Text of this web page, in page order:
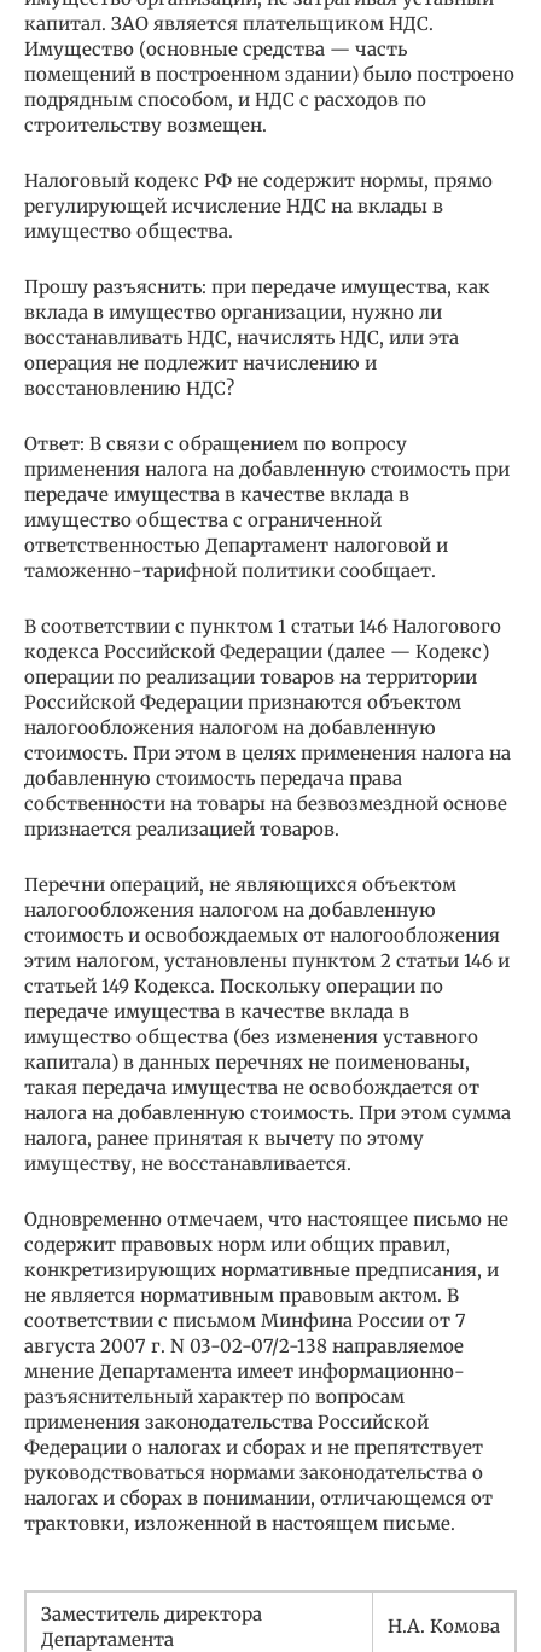
капитал. ЗАО является плательщиком НДС.
Имущество (основные средства — часть
помещений в построенном здании) было построено
подрядным способом, и НДС с расходов по
строительству возмещен.
Налоговый кодекс РФ не содержит нормы, прямо
регулирующей исчисление НДС на вклады в
имущество общества.
Прошу разъяснить: при передаче имущества, как
вклада в имущество организации, нужно ли
восстанавливать НДС, начислять НДС, или эта
операция не подлежит начислению и
восстановлению НДС?
Ответ: В связи с обращением по вопросу
применения налога на добавленную стоимость при
передаче имущества в качестве вклада в
имущество общества с ограниченной
ответственностью Департамент налоговой и
таможенно-тарифной политики сообщает.
В соответствии с пунктом 1 статьи 146 Налогового
кодекса Российской Федерации (далее — Кодекс)
операции по реализации товаров на территории
Российской Федерации признаются объектом
налогообложения налогом на добавленную
стоимость. При этом в целях применения налога на
добавленную стоимость передача права
собственности на товары на безвозмездной основе
признается реализацией товаров.
Перечни операций, не являющихся объектом
налогообложения налогом на добавленную
стоимость и освобождаемых от налогообложения
этим налогом, установлены пунктом 2 статьи 146 и
статьей 149 Кодекса. Поскольку операции по
передаче имущества в качестве вклада в
имущество общества (без изменения уставного
капитала) в данных перечнях не поименованы,
такая передача имущества не освобождается от
налога на добавленную стоимость. При этом сумма
налога, ранее принятая к вычету по этому
имуществу, не восстанавливается.
Одновременно отмечаем, что настоящее письмо не
содержит правовых норм или общих правил,
конкретизирующих нормативные предписания, и
не является нормативным правовым актом. В
соответствии с письмом Минфина России от 7
августа 2007 г. N 03-02-07/2-138 направляемое
мнение Департамента имеет информационно-
разъяснительный характер по вопросам
применения законодательства Российской
Федерации о налогах и сборах и не препятствует
руководствоваться нормами законодательства о
налогах и сборах в понимании, отличающемся от
трактовки, изложенной в настоящем письме.
Заместитель директора
Департамента
Н.А. Комова